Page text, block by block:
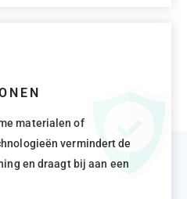
materialen of
vermindert de
en draagt bij aan een